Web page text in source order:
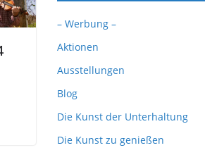
– Werbung –
Aktionen
Ausstellungen
Blog
Die Kunst der Unterhaltung
Die Kunst zu genießen